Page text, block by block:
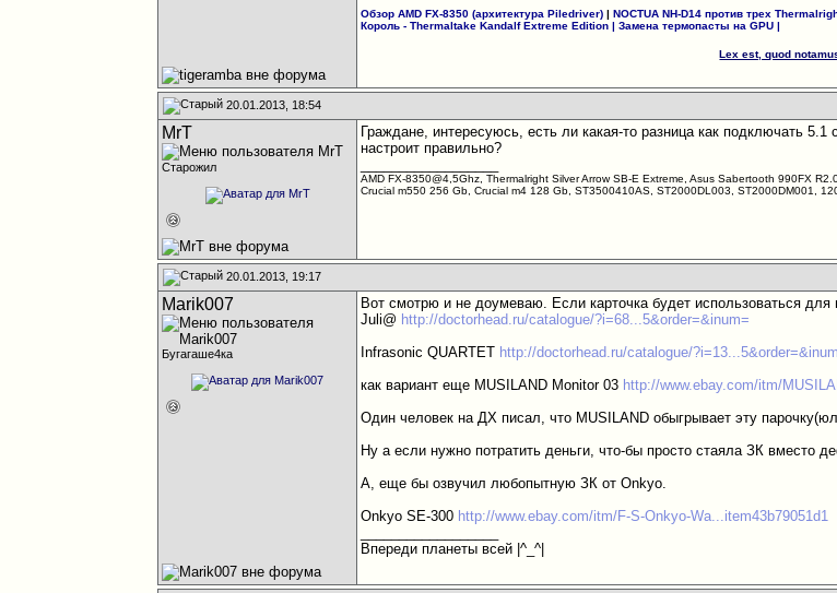
Обзор AMD FX-8350 (архитектура Piledriver) |NOCTUA NH-D14 против трех
Король - Thermaltake Kandalf Extreme Edition| Замена термопасты на GPU |
Lex est, quod
20.01.2013, 18:54
MrT
Старожил
Граждане, интересуюсь, есть ли какая-то разница как подключать
настроит правильно?
AMD FX-8350@4,5Ghz, Thermalright Silver Arrow SB-E Extreme, Asus Sabertooth 990FX
Crucial m550 256 Gb, Crucial m4 128 Gb, ST3500410AS, ST2000DL003, ST2000DM001,
20.01.2013, 19:17
Marik007
Бугагаше4ка
Вот смотрю и не доумеваю. Если карточка будет использоваться
Juli@ http://doctorhead.ru/catalogue/?i=68...5&order=&inum=
Infrasonic QUARTET http://doctorhead.ru/catalogue/
как вариант еще MUSILAND Monitor 03 http://www.ebay.com/itm/
Один человек на ДХ писал, что MUSILAND обыгрывает эту
Ну а если нужно потратить деньги, что-бы просто стаяла ЗК вместо
А, еще бы озвучил любопытную ЗК от Onkyo.
Onkyo SE-300 http://www.ebay.com/itm/F-S-Onkyo-Wa...item43b79051d1
Впереди планеты всей |^_^|